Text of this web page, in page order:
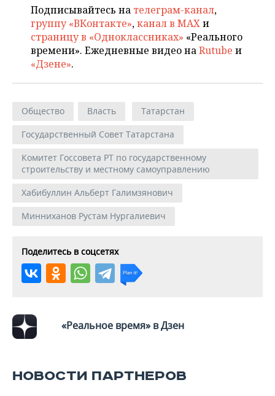
Подписывайтесь на телеграм-канал,
группу «ВКонтакте»,канал в MAXи
страницу в «Одноклассниках» «Реального
времени». Ежедневные видео наRutube и
«Дзене».
Общество Власть
Татарстан
Государственный Совет Татарстана
Комитет Госсовета РТ по государственному
строительству и местному самоуправлению
Хабибуллин Альберт Галимзянович
Минниханов Рустам Нургалиевич
Поделитесь в соцсетях
«Реальное время» в Дзен
НОВОСТИ ПАРТНЕРОВ